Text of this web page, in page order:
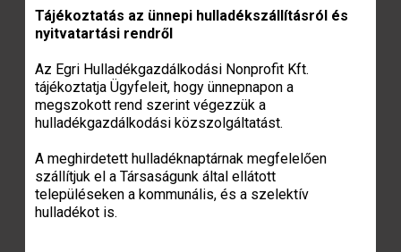
Tájékoztatás az ünnepi hulladékszállításról és
nyitvatartási rendről
Az Egri Hulladékgazdálkodási Nonprofit Kft.
tájékoztatja Ügyfeleit, hogy ünnepnapon a
megszokott rend szerint végezzük a
hulladékgazdálkodási közszolgáltatást.
A meghirdetett hulladéknaptárnak megfelelően
szállítjuk el a Társaságunk által ellátott
településeken a kommunális, és a szelektív
hulladékot is.